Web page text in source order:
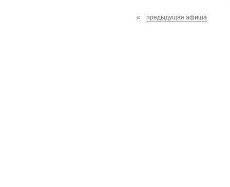
« предыдущая афиша